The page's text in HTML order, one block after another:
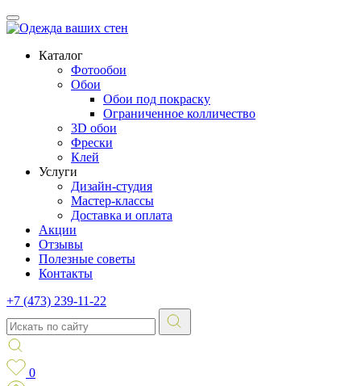
Каталог
Фотообои
Обои
Обои под покраску
Ограниченное колличество
3D обои
Фрески
Клей
Услуги
Дизайн-студия
Мастер-классы
Доставка и оплата
Акции
Отзывы
Полезные советы
Контакты
+7 (473) 239-11-22
0